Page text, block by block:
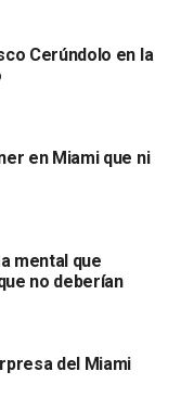
Cerúndolo en la
en Miami que ni
mental que
no deberían
del Miami